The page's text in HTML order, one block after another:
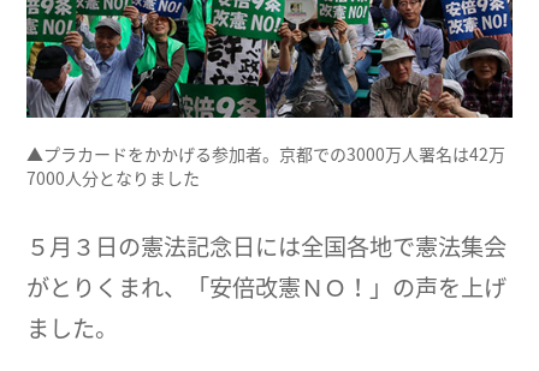
▲プラカードをかかげる参加者。京都での3000万人署名は42万
7000人分となりました
５月３日の憲法記念日には全国各地で憲法集会
がとりくまれ、「安倍改憲ＮＯ！」の声を上げ
ました。